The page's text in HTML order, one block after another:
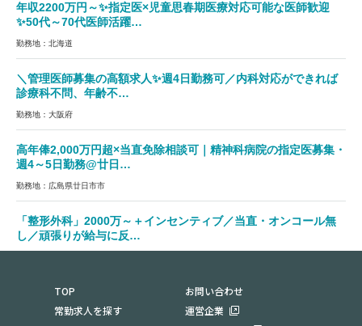
年収2200万円～✨指定医×児童思春期医療対応可能な医師歓迎
✨50代～70代医師活躍…
勤務地：北海道
＼管理医師募集の高額求人✨週4日勤務可／内科対応ができれば
診療科不問、年齢不…
勤務地：大阪府
高年俸2,000万円超×当直免除相談可｜精神科病院の指定医募集・
週4～5日勤務@廿日…
勤務地：広島県廿日市市
「整形外科」2000万～＋インセンティブ／当直・オンコール無
し／頑張りが給与に反…
TOP
常勤求人を探す
お問い合わせ
運営企業